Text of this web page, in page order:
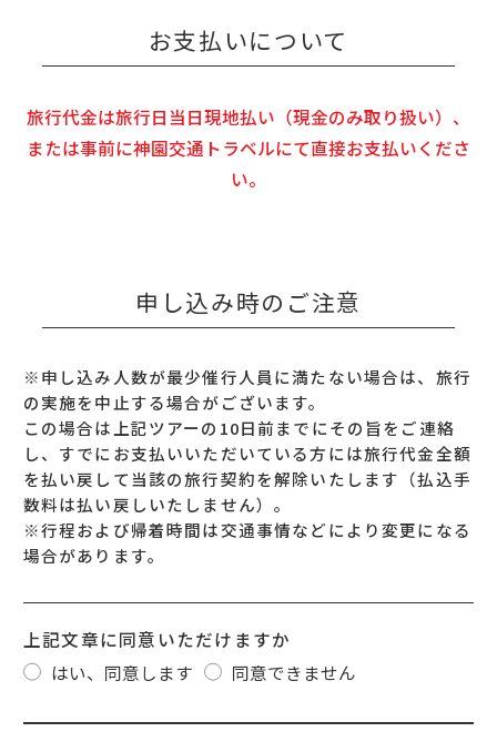
お支払いについて
旅行代金は旅行日当日現地払い（現金のみ取り扱い）、
または事前に神園交通トラベルにて直接お支払いくださ
い。
申し込み時のご注意
※申し込み人数が最少催行人員に満たない場合は、旅行
の実施を中止する場合がございます。
この場合は上記ツアーの10日前までにその旨をご連絡
し、すでにお支払いいただいている方には旅行代金全額
を払い戻して当該の旅行契約を解除いたします（払込手
数料は払い戻しいたしません）。
※行程および帰着時間は交通事情などにより変更になる
場合があります。
上記文章に同意いただけますか
はい、同意します
同意できません